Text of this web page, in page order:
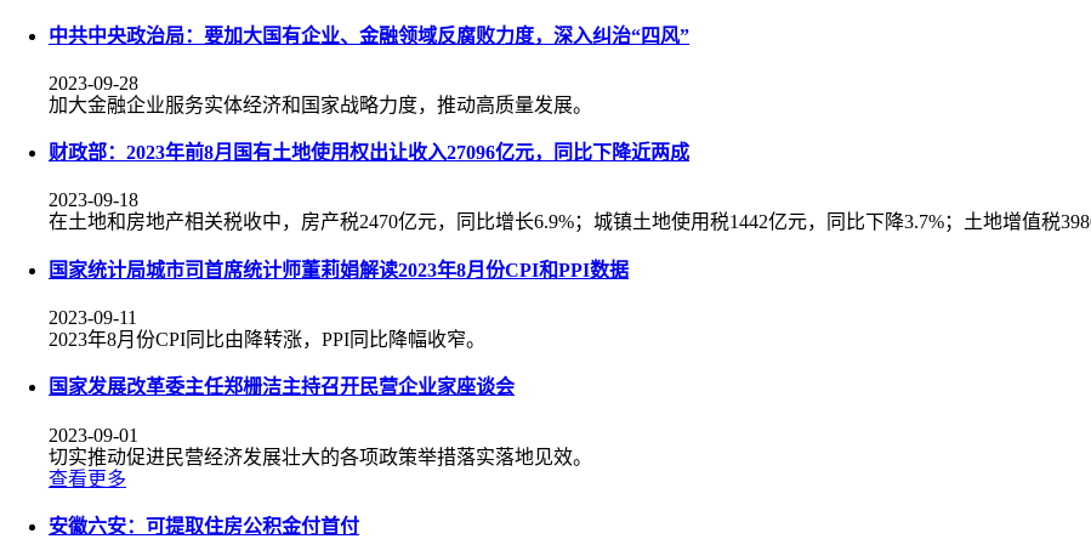
中共中央政治局：要加大国有企业、金融领域反腐败力度，深入纠治“四风”
2023-09-28
加大金融企业服务实体经济和国家战略力度，推动高质量发展。
财政部：2023年前8月国有土地使用权出让收入27096亿元，同比下降近两成
2023-09-18
在土地和房地产相关税收中，房产税2470亿元，同比增长6.9%；城镇土地使用税1442亿元，同比下降3.7%；土地增值税
国家统计局城市司首席统计师董莉娟解读2023年8月份CPI和PPI数据
2023-09-11
2023年8月份CPI同比由降转涨，PPI同比降幅收窄。
国家发展改革委主任郑栅洁主持召开民营企业家座谈会
2023-09-01
切实推动促进民营经济发展壮大的各项政策举措落实落地见效。
查看更多
安徽六安：可提取住房公积金付首付